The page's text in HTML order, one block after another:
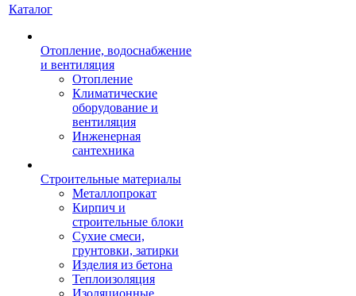
Каталог
Отопление, водоснабжение
и вентиляция
Отопление
Климатические
оборудование и
вентиляция
Инженерная
сантехника
Строительные материалы
Металлопрокат
Кирпич и
строительные блоки
Сухие смеси,
грунтовки, затирки
Изделия из бетона
Теплоизоляция
Изоляционные